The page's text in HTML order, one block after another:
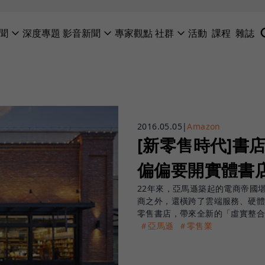
深度專題 影音新聞 專家觀點社群 活動 課程 雜誌
2016.05.05 |Amazon
[新零售時代]書
偏偏要開實體書
22年來，亞馬遜築起的電商帝國
商之外，還橫跨了雲端服務、硬
零售書店，帶來全新的「虛實整
＃亞馬遜
＃零售業